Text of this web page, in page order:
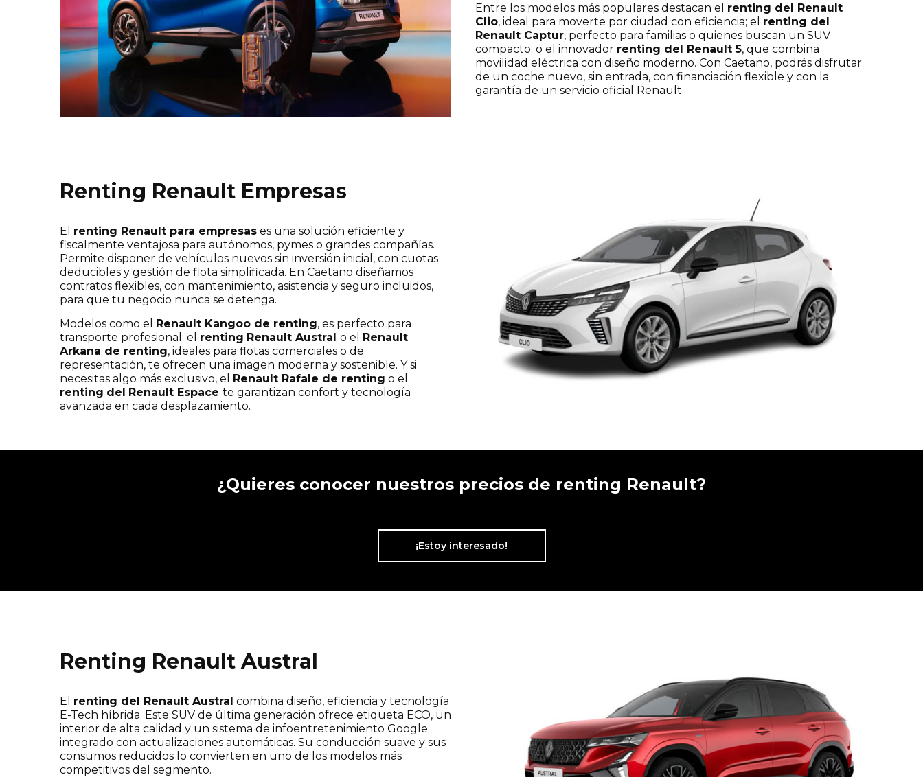
Entre los modelos más populares destacan el renting del Renault
Clio, ideal para moverte por ciudad con eficiencia; el renting del
Renault Captur, perfecto para familias o quienes buscan un SUV
compacto; o el innovador renting del Renault 5, que combina
movilidad eléctrica con diseño moderno. Con Caetano, podrás disfrutar
de un coche nuevo, sin entrada, con financiación flexible y con la
garantía de un servicio oficial Renault.
Renting Renault Empresas
El renting Renault para empresas es una solución eficiente y
fiscalmente ventajosa para autónomos, pymes o grandes compañías.
Permite disponer de vehículos nuevos sin inversión inicial, con cuotas
deducibles y gestión de flota simplificada. En Caetano diseñamos
contratos flexibles, con mantenimiento, asistencia y seguro incluidos,
para que tu negocio nunca se detenga.
Modelos como el Renault Kangoo de renting, es perfecto para
transporte profesional; el renting Renault Austral o el Renault
Arkana de renting, ideales para flotas comerciales o de
representación, te ofrecen una imagen moderna y sostenible. Y si
necesitas algo más exclusivo, el Renault Rafale de renting o el
renting del Renault Espace te garantizan confort y tecnología
avanzada en cada desplazamiento.
¿Quieres conocer nuestros precios de renting Renault?
¡Estoy interesado!
Renting Renault Austral
El renting del Renault Austral combina diseño, eficiencia y tecnología
E-Tech híbrida. Este SUV de última generación ofrece etiqueta ECO, un
interior de alta calidad y un sistema de infoentretenimiento Google
integrado con actualizaciones automáticas. Su conducción suave y sus
consumos reducidos lo convierten en uno de los modelos más
competitivos del segmento.